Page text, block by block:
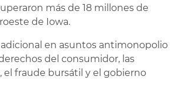
más de 18 millones de
de Iowa.
en asuntos antimonopolio
del consumidor, las
el fraude bursátil y el gobierno